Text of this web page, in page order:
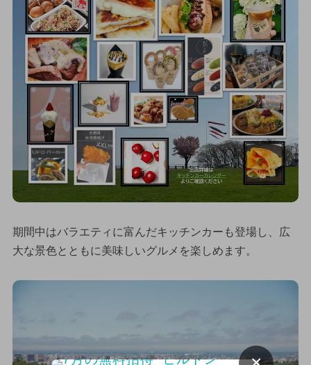
期間中はバラエティに富んだキッチンカーも登場し、広
大な景色とともに美味しいグルメを楽しめます。